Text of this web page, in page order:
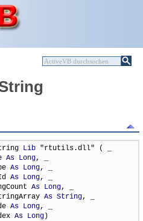
Lib "rtutils.dll" ( _
As Long, _
As Long, _
As Long, _
As Long, _
As String, _
As Long, _
As Long)